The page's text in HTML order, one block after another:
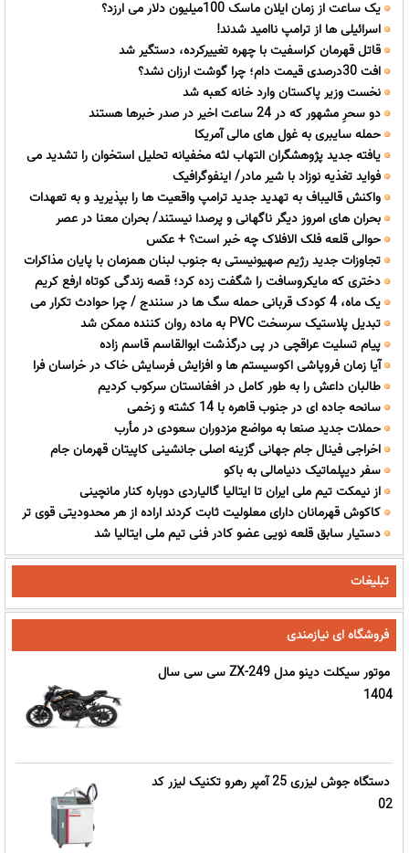
یک ساعت از زمان ایلان ماسک 100میلیون دلار می ارزد؟
اسرائیلی ها از ترامپ ناامید شدند!
قاتل قهرمان کراسفیت با چهره تغییرکرده، دستگیر شد
افت 30درصدی قیمت دام؛ چرا گوشت ارزان نشد؟
نخست وزیر پاکستان وارد خانه کعبه شد
دو سحرِ مشهور که در 24 ساعت اخیر در صدر خبرها هستند
حمله سایبری به غول های مالی آمریکا
یافته جدید پژوهشگران التهاب لثه مخفیانه تحلیل استخوان را تشدید می
کند
فواید تغذیه نوزاد با شیر مادر/ اینفوگرافیک
واکنش قالیباف به تهدید جدید ترامپ واقعیت ها را بپذیرید و به تعهدات
خود عمل کنید
بحران های امروز دیگر ناگهانی و پرصدا نیستند/ بحران معنا در عصر
مخاطرات سیستمیک
حوالی قلعه فلک الافلاک چه خبر است؟ + عکس
تجاوزات جدید رژیم صهیونیستی به جنوب لبنان همزمان با پایان مذاکرات
رم
دختری که مایکروسافت را شگفت زده کرد؛ قصه زندگی کوتاه ارفع کریم
یک ماه، 4 کودک قربانی حمله سگ ها در سنندج / چرا حوادث تکرار می
شود؟
تبدیل پلاستیک سرسخت PVC به ماده روان کننده ممکن شد
پیام تسلیت عراقچی در پی درگذشت ابوالقاسم قاسم زاده
آیا زمان فروپاشی اکوسیستم ها و افزایش فرسایش خاک در خراسان فرا
رسید؟
طالبان داعش را به طور کامل در افغانستان سرکوب کردیم
سانحه جاده ای در جنوب قاهره با 14 کشته و زخمی
حملات جدید صنعا به مواضع مزدوران سعودی در مأرب
اخراجی فینال جام جهانی گزینه اصلی جانشینی کاپیتان قهرمان جام
جهانی!
سفر دیپلماتیک دنیامالی به باکو
از نیمکت تیم ملی ایران تا ایتالیا گالیاردی دوباره کنار مانچینی
کاکوش قهرمانان دارای معلولیت ثابت کردند اراده از هر محدودیتی قوی تر
است
دستیار سابق قلعه نویی عضو کادر فنی تیم ملی ایتالیا شد
تبلیغات
فروشگاه ای نیازمندی
موتور سیکلت دینو مدل ZX-249 سی سی سال
1404
دستگاه جوش لیزری 25 آمپر رهرو تکنیک لیزر کد
02